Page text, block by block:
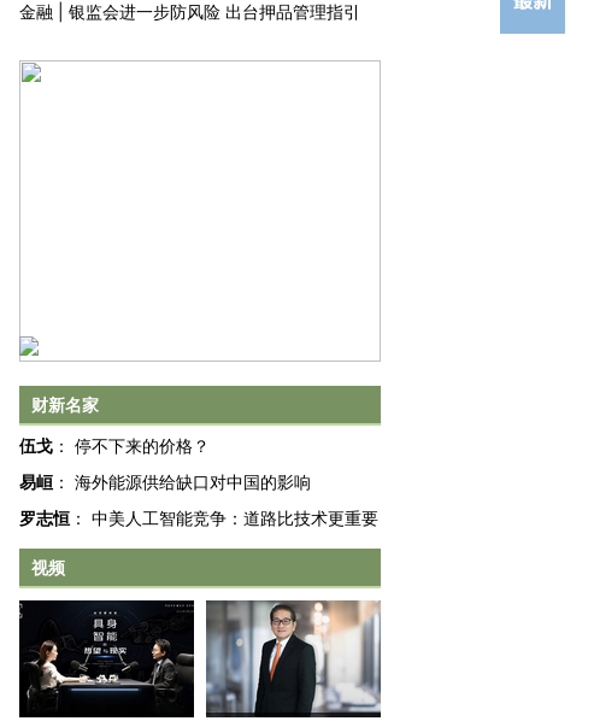
金融
银监会进一步防风险 出台押品管理指引
财新名家
伍戈 ： 停不下来的价格？
易峘 ： 海外能源供给缺口对中国的影响
罗志恒 ： 中美人工智能竞争：道路比技术更重要
视频